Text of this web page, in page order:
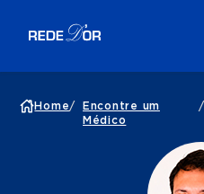
Home/
Encontre um
Médico
/